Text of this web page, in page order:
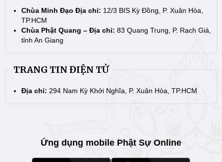
Chùa Minh Đạo Địa chỉ: 12/3 BIS Kỳ Đồng, P. Xuân Hòa,
TP.HCM
Chùa Phật Quang – Địa chỉ: 83 Quang Trung, P. Rạch Giá,
tỉnh An Giang
TRANG TIN ĐIỆN TỬ
Địa chỉ: 294 Nam Kỳ Khởi Nghĩa, P. Xuân Hòa, TP.HCM
Ứng dụng mobile Phật Sự Online